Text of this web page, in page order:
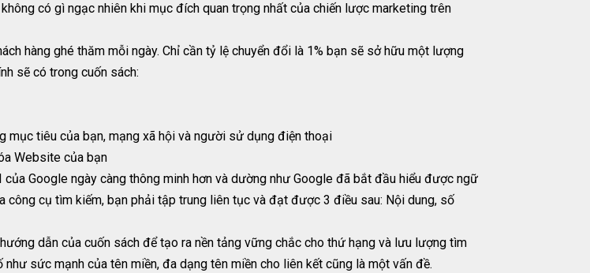
có gì ngạc nhiên khi mục đích quan trọng nhất của chiến lược marketing trên
hàng ghé thăm mỗi ngày. Chỉ cần tỷ lệ chuyển đổi là 1% bạn sẽ sở hữu một lượng
sẽ có trong cuốn sách:
tiêu của bạn, mạng xã hội và người sử dụng điện thoại
Website của bạn
Google ngày càng thông minh hơn và dường như Google đã bắt đầu hiểu được ngữ
công cụ tìm kiếm, bạn phải tập trung liên tục và đạt được 3 điều sau: Nội dung, số
dẫn của cuốn sách để tạo ra nền tảng vững chắc cho thứ hạng và lưu lượng tìm
sức mạnh của tên miền, đa dạng tên miền cho liên kết cũng là một vấn đề.